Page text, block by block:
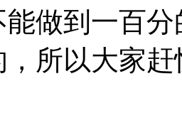
能做到一百
所以大家